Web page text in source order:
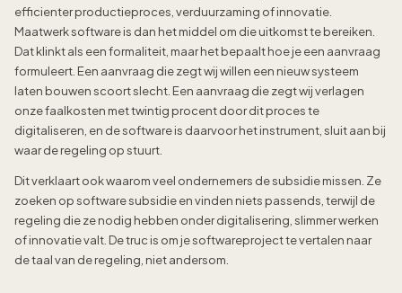
efficienter productieproces, verduurzaming of innovatie.
Maatwerk software is dan het middel om die uitkomst te bereiken.
Dat klinkt als een formaliteit, maar het bepaalt hoe je een aanvraag
formuleert. Een aanvraag die zegt wij willen een nieuw systeem
laten bouwen scoort slecht. Een aanvraag die zegt wij verlagen
onze faalkosten met twintig procent door dit proces te
digitaliseren, en de software is daarvoor het instrument, sluit aan bij
waar de regeling op stuurt.
Dit verklaart ook waarom veel ondernemers de subsidie missen. Ze
zoeken op software subsidie en vinden niets passends, terwijl de
regeling die ze nodig hebben onder digitalisering, slimmer werken
of innovatie valt. De truc is om je softwareproject te vertalen naar
de taal van de regeling, niet andersom.